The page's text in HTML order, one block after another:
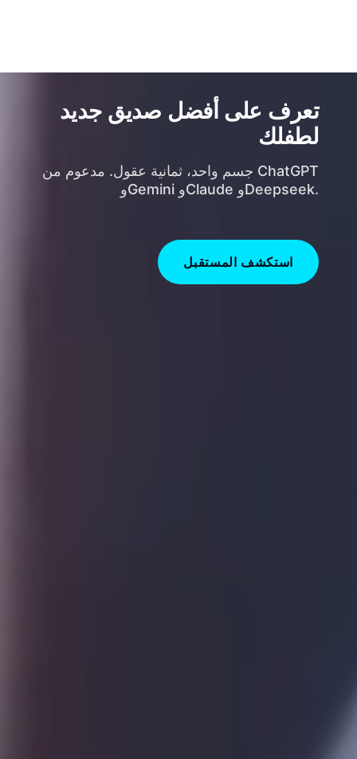
تعرف على أفضل صديق جديد
لطفلك
جسم واحد، ثمانية عقول. مدعوم من ChatGPT
وGemini وClaude وDeepseek.
استكشف المستقبل